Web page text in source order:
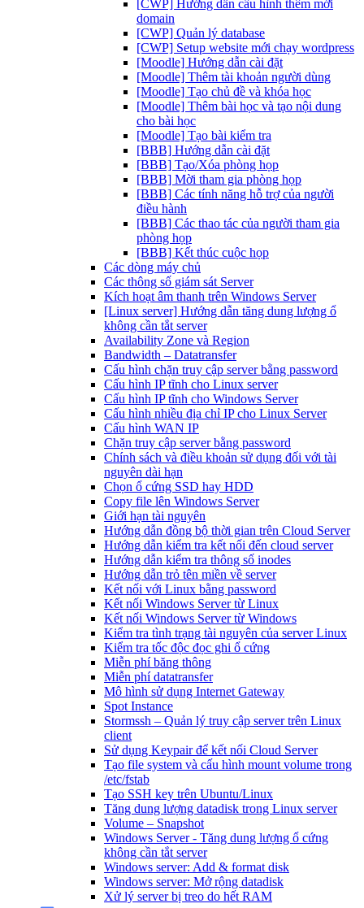
[CWP] Hướng dẫn cấu hình thêm mới
domain
[CWP] Quản lý database
[CWP] Setup website mới chạy wordpress
[Moodle] Hướng dẫn cài đặt
[Moodle] Thêm tài khoản người dùng
[Moodle] Tạo chủ đề và khóa học
[Moodle] Thêm bài học và tạo nội dung
cho bài học
[Moodle] Tạo bài kiểm tra
[BBB] Hướng dẫn cài đặt
[BBB] Tạo/Xóa phòng họp
[BBB] Mời tham gia phòng họp
[BBB] Các tính năng hỗ trợ của người
điều hành
[BBB] Các thao tác của người tham gia
phòng họp
[BBB] Kết thúc cuộc họp
Các dòng máy chủ
Các thông số giám sát Server
Kích hoạt âm thanh trên Windows Server
[Linux server] Hướng dẫn tăng dung lượng ổ
không cần tắt server
Availability Zone và Region
Bandwidth – Datatransfer
Cấu hình chặn truy cập server bằng password
Cấu hình IP tĩnh cho Linux server
Cấu hình IP tĩnh cho Windows Server
Cấu hình nhiều địa chỉ IP cho Linux Server
Cấu hình WAN IP
Chặn truy cập server bằng password
Chính sách và điều khoản sử dụng đối với tài
nguyên dài hạn
Chọn ổ cứng SSD hay HDD
Copy file lên Windows Server
Giới hạn tài nguyên
Hướng dẫn đồng bộ thời gian trên Cloud Server
Hướng dẫn kiểm tra kết nối đến cloud server
Hướng dẫn kiểm tra thông số inodes
Hướng dẫn trỏ tên miền về server
Kết nối với Linux bằng password
Kết nối Windows Server từ Linux
Kết nối Windows Server từ Windows
Kiểm tra tình trạng tài nguyên của server Linux
Kiểm tra tốc độc đọc ghi ổ cứng
Miễn phí băng thông
Miễn phí datatransfer
Mô hình sử dụng Internet Gateway
Spot Instance
Stormssh – Quản lý truy cập server trên Linux
client
Sử dụng Keypair để kết nối Cloud Server
Tạo file system và cấu hình mount volume trong
/etc/fstab
Tạo SSH key trên Ubuntu/Linux
Tăng dung lượng datadisk trong Linux server
Volume – Snapshot
Windows Server - Tăng dung lượng ổ cứng
không cần tắt server
Windows server: Add & format disk
Windows server: Mở rộng datadisk
Xử lý server bị treo do hết RAM